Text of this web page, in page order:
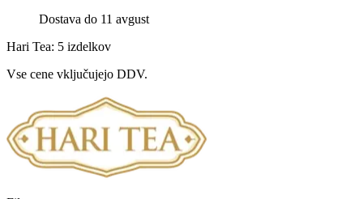
Dostava do 11 avgust
Hari Tea: 5 izdelkov
Vse cene vključujejo DDV.